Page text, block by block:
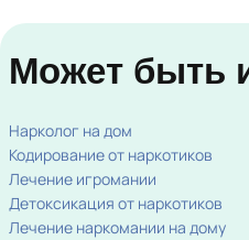
Может быть
Нарколог на дом
Кодирование от наркотиков
Лечение игромании
Детоксикация от наркотиков
Лечение наркомании на дому